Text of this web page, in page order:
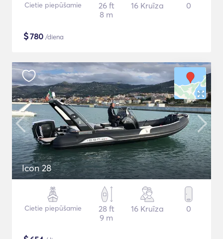
Cietie piepūšamie
26 ft
8 m
16 Kruīza 0
$780 /diena
Icon 28
Cietie piepūšamie
28 ft
9 m
16 Kruīza 0